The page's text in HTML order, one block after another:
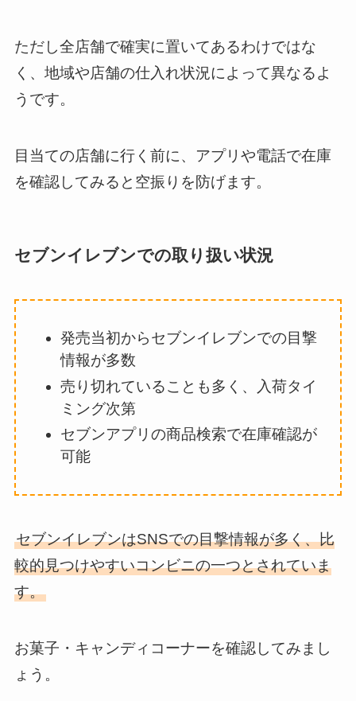
ただし全店舗で確実に置いてあるわけではな
く、地域や店舗の仕入れ状況によって異なるよ
うです。
目当ての店舗に行く前に、アプリや電話で在庫
を確認してみると空振りを防げます。
セブンイレブンでの取り扱い状況
発売当初からセブンイレブンでの目撃
情報が多数
売り切れていることも多く、入荷タイ
ミング次第
セブンアプリの商品検索で在庫確認が
可能
セブンイレブンはSNSでの目撃情報が多く、比
較的見つけやすいコンビニの一つとされていま
す。
お菓子・キャンディコーナーを確認してみまし
ょう。